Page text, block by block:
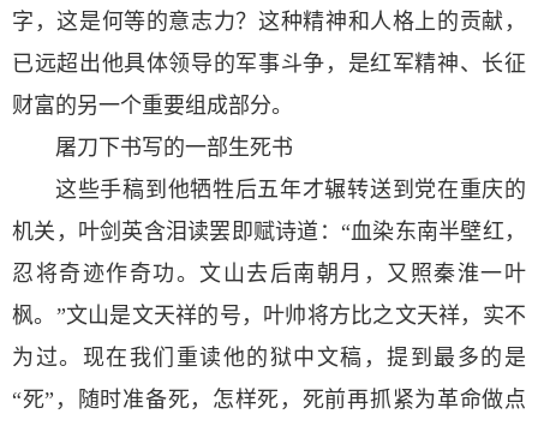
字，这是何等的意志力？这种精神和人格上的贡献，
已远超出他具体领导的军事斗争，是红军精神、长征
财富的另一个重要组成部分。
屠刀下书写的一部生死书
这些手稿到他牺牲后五年才辗转送到党在重庆的
机关，叶剑英含泪读罢即赋诗道：“血染东南半壁红，
忍将奇迹作奇功。文山去后南朝月，又照秦淮一叶
枫。”文山是文天祥的号，叶帅将方比之文天祥，实不
为过。现在我们重读他的狱中文稿，提到最多的是
“死”，随时准备死，怎样死，死前再抓紧为革命做点